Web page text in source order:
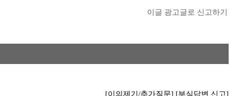
이글 광고글로 신고하기
[이의제기/추가질문] [부실답변 신고]